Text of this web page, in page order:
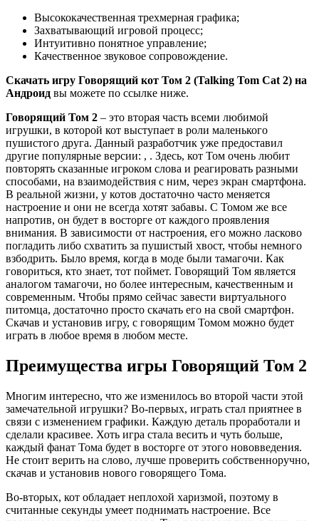
Высококачественная трехмерная графика;
Захватывающий игровой процесс;
Интуитивно понятное управление;
Качественное звуковое сопровождение.
Скачать игру Говорящий кот Том 2 (Talking Tom Cat 2) на
Андроид вы можете по ссылке ниже.
Говорящий Том 2 – это вторая часть всеми любимой
игрушки, в которой кот выступает в роли маленького
пушистого друга. Данный разработчик уже предоставил
другие популярные версии: , . Здесь, кот Том очень любит
повторять сказанные игроком слова и реагировать разными
способами, на взаимодействия с ним, через экран смартфона.
В реальной жизни, у котов достаточно часто меняется
настроение и они не всегда хотят забавы. С Томом же все
напротив, он будет в восторге от каждого проявления
внимания. В зависимости от настроения, его можно ласково
погладить либо схватить за пушистый хвост, чтобы немного
взбодрить. Было время, когда в моде были тамагочи. Как
говориться, кто знает, тот поймет. Говорящий Том является
аналогом тамагочи, но более интересным, качественным и
современным. Чтобы прямо сейчас завести виртуального
питомца, достаточно просто скачать его на свой смартфон.
Скачав и установив игру, с говорящим Томом можно будет
играть в любое время в любом месте.
Преимущества игры Говорящий Том 2
Многим интересно, что же изменилось во второй части этой
замечательной игрушки? Во-первых, играть стал приятнее в
связи с изменением графики. Каждую деталь проработали и
сделали красивее. Хоть игра стала весить и чуть больше,
каждый фанат Тома будет в восторге от этого нововведения.
Не стоит верить на слово, лучше проверить собственноручно,
скачав и установив нового говорящего Тома.
Во-вторых, кот обладает неплохой харизмой, поэтому в
считанные секунды умеет поднимать настроение. Все